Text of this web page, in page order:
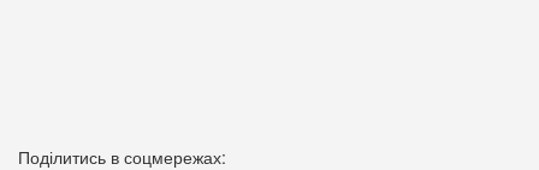
Поділитись в соцмережах: